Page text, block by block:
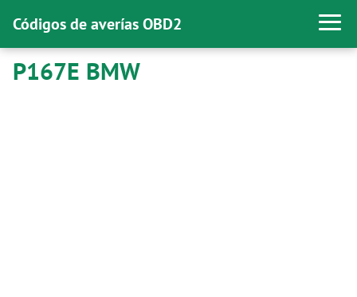
Códigos de averías OBD2
P167E BMW